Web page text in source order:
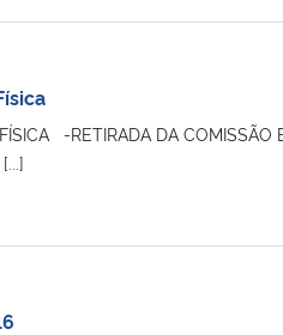
-RETIRADA DA